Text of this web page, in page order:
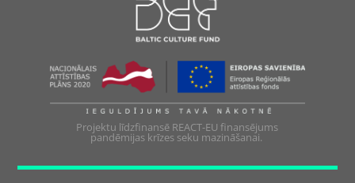
Projektu līdzfinansē REACT-EU finansējums
pandēmijas krīzes seku mazināšanai.